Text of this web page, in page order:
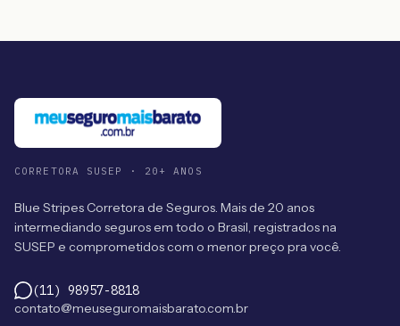
CORRETORA SUSEP · 20+ ANOS
Blue Stripes Corretora de Seguros. Mais de 20 anos
intermediando seguros em todo o Brasil, registrados na
SUSEP e comprometidos com o menor preço pra você.
(11) 98957-8818
contato@meuseguromaisbarato.com.br